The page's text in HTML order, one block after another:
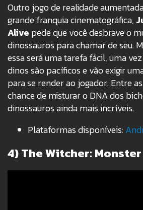
Outro jogo de realidade
grande franquia cinematográfica,
Alive pede que você desbrave o
dinossauros para chamar de seu.
essa será uma tarefa fácil, uma
dinos são pacíficos e vão exigir
para se render ao jogador. Entre
chance de misturar o DNA dos
dinossauros ainda mais incríveis.
Plataformas disponíveis:
4) The Witcher: